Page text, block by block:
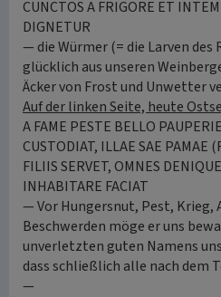
CUNCTOS A FRIGORE ET
DIGNETUR
— die Würmer (= die Larven
glücklich aus unseren
Äcker von Frost und Unwetter
Auf der linken Seite, heute
A FAME PESTE BELLO
CUSTODIAT, ILLAE SAE PAMAE
FILIIS SERVET, OMNES
INHABITARE FACIAT
— Vor Hungersnut, Pest, Krieg,
Beschwerden möge er uns
unverletzten guten Namens
dass schließlich alle nach dem
—